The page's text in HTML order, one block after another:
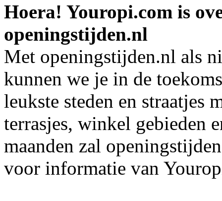
Hoera! Youropi.com is
openingstijden.nl
Met openingstijden.nl als
kunnen we je in de
leukste steden en straatjes
terrasjes, winkel gebieden
maanden zal
voor informatie van